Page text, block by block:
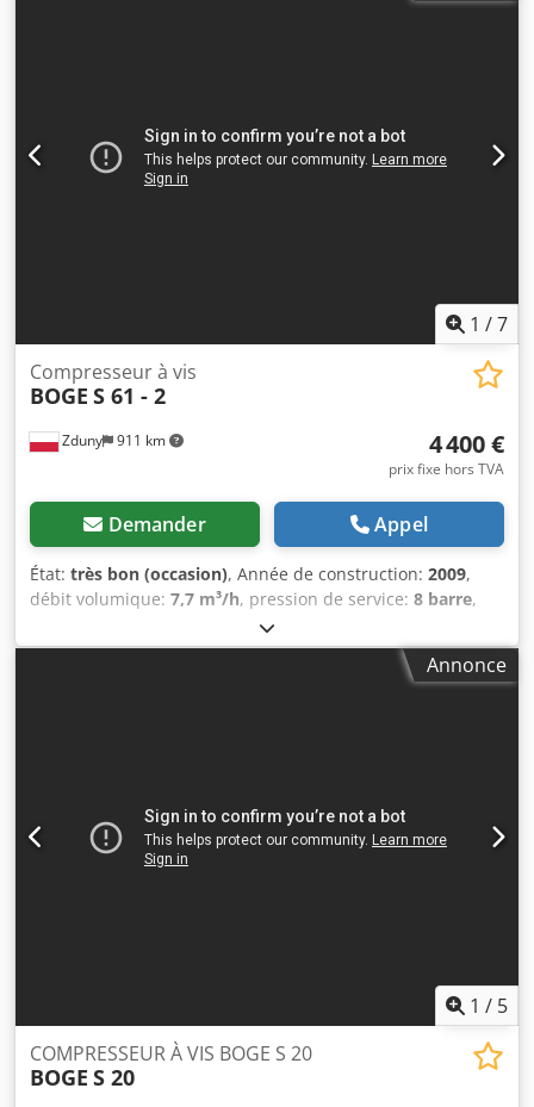
1 /7
Zduny 911 km
Compresseur à vis
BOGE S 61 - 2
4 400 €
prix fixe hors TVA
Demander Appel
État: très bon (occasion), Année de construction: 2009,
débit volumique: 7,7 m³/h, pression de service: 8 barre,
Compresseur à vis BOGE S 61 -2 Avec échangeur de
chaleur Moteur 45 kW Cjdpfx Ajxkz Tqsqqerf Débit 7,70
m3/min Pression 8 BAR Année de fabrication 2009Annonce
1 / 5
COMPRESSEUR À VIS BOGE S 20
BOGE S 20